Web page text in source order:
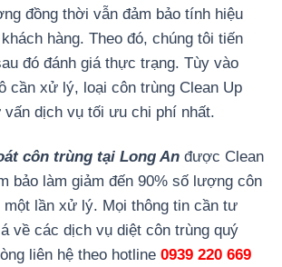
đồng thời vẫn đảm bảo tính hiệu
hàng. Theo đó, chúng tôi tiến
đó đánh giá thực trạng. Tùy vào
cần xử lý, loại côn trùng Clean Up
dịch vụ tối ưu chi phí nhất.
côn trùng tại Long An được Clean
bảo làm giảm đến 90% số lượng côn
một lần xử lý. Mọi thông tin cần tư
về các dịch vụ diệt côn trùng quý
liên hệ theo hotline 0939 220 669